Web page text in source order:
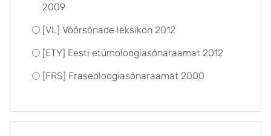
2009
[VL] Võõrsõnade leksikon 2012
[ETY] Eesti etümoloogiasõnaraamat 2012
[FRS] Fraseoloogiasõnaraamat 2000